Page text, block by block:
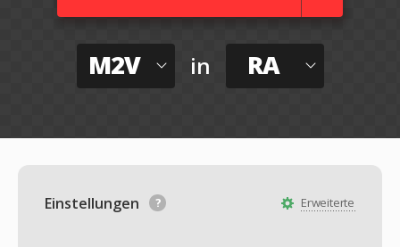
M2V in RA
Erweiterte
Einstellungen